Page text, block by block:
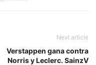
Next article
Verstappen gana contra
Norris y Leclerc. SainzV